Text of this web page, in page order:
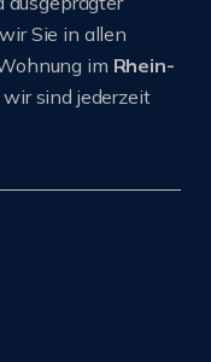
Sie in allen
im Rhein-
wir sind jederzeit